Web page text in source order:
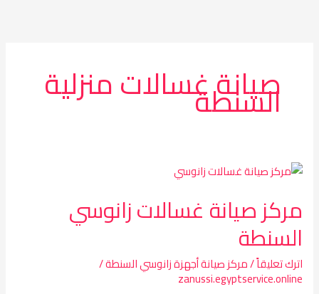
صيانة غسالات منزلية
السنطة
مركز صيانة غسالات زانوسي
السنطة
اترك تعليقاً/مركز صيانة أجهزة زانوسي السنطة/
zanussi.egyptservice.online
مركز
غسالات
زانوسي
السنطة